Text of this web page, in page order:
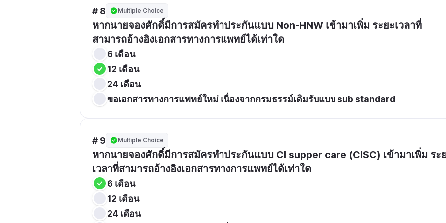
# 8 Multiple Choice
หากนายจองศักดิ์มีการสมัครทำประกันแบบ Non-HNW เข้ามาเพิ่ม ระยะเวลาที่
สามารถอ้างอิงเอกสารทางการแพทย์ได้เท่าใด
6 เดือน
12 เดือน
24 เดือน
ขอเอกสารทางการแพทย์ใหม่ เนื่องจากกรมธรรม์เดิมรับแบบ sub standard
# 9 Multiple Choice
หากนายจองศักดิ์มีการสมัครทำประกันแบบ CI supper care (CISC) เข้ามาเพิ่ม ระ
เวลาที่สามารถอ้างอิงเอกสารทางการแพทย์ได้เท่าใด
6 เดือน
12 เดือน
24 เดือน